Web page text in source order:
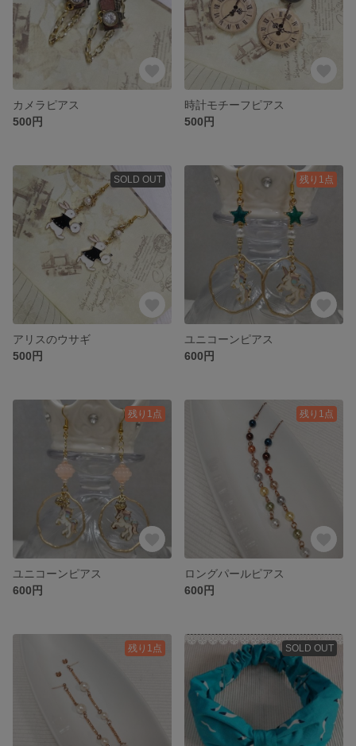
カメラピアス
500円
時計モチーフピアス
500円
SOLD OUT
アリスのウサギ
500円
残り1点
ユニコーンピアス
600円
残り1点
ユニコーンピアス
600円
残り1点
ロングパールピアス
600円
残り1点 SOLD OUT